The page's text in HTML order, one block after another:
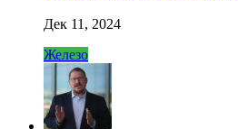
Дек 11, 2024
Железо